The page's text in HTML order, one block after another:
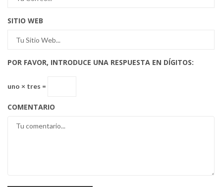
SITIO WEB
POR FAVOR, INTRODUCE UNA RESPUESTA EN DÍGITOS:
uno × tres =
COMENTARIO